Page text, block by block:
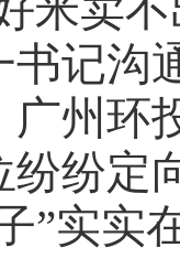
书记沟
广州环
纷纷定
”实实